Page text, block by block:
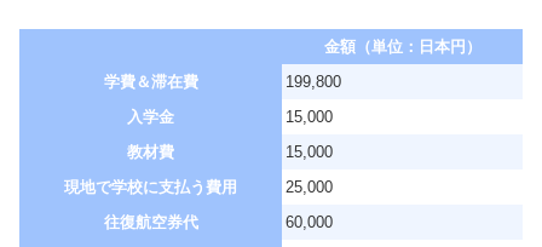
金額（単位：日本円）
学費＆滞在費
199,800
入学金
15,000
教材費
15,000
現地で学校に支払う費用
25,000
往復航空券代
60,000